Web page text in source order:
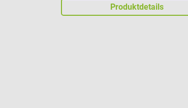
Produktdetails